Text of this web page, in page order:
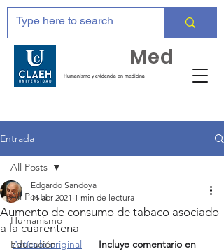
Humanismo y evidencia en medicina
Med
Entrada
All Posts
Humanismo
Educación
All Posts
Aumento de consumo de tabaco asociado
a la cuarentena
Edgardo Sandoya
11 abr 2021 1 min de lectura
Artículo original
Incluye comentario en